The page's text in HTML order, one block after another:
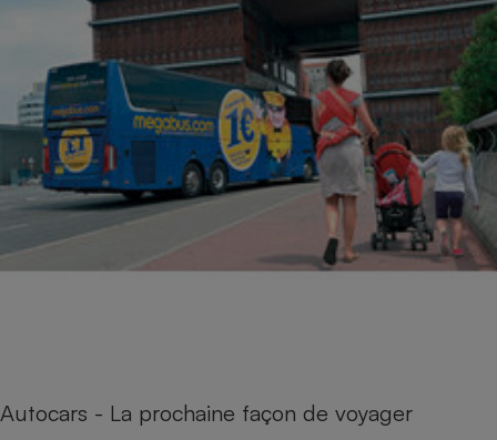
Autocars - La prochaine façon de voyager